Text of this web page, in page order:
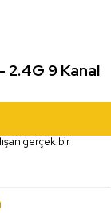
2.4G 9 Kanal
gerçek bir